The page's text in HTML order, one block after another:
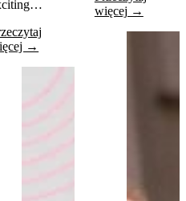
→
więcej →